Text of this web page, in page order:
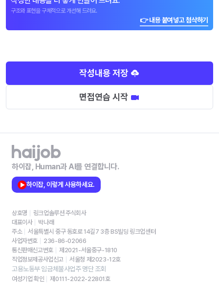
구조와 표현을 구체적으로 개선해 드려요.
👉 내용 붙여넣고 첨삭하기
작성내용 저장
면접연습 시작
하이잡, Human과 AI를 연결합니다.
하이잡, 이렇게 사용하세요.
상호명
링크업솔루션 주식회사
대표이사
박나래
주소
서울특별시 중구 동호로 14길7 3층 BS빌딩 링크업센터
사업자번호
236-86-02066
통신판매신고번호
제2021-서울중구-1810
직업정보제공사업신고
서울청 제2023-12호
고용노동부 임금체불사업주 명단 조회
여성기업 확인
제0111-2022-22801호